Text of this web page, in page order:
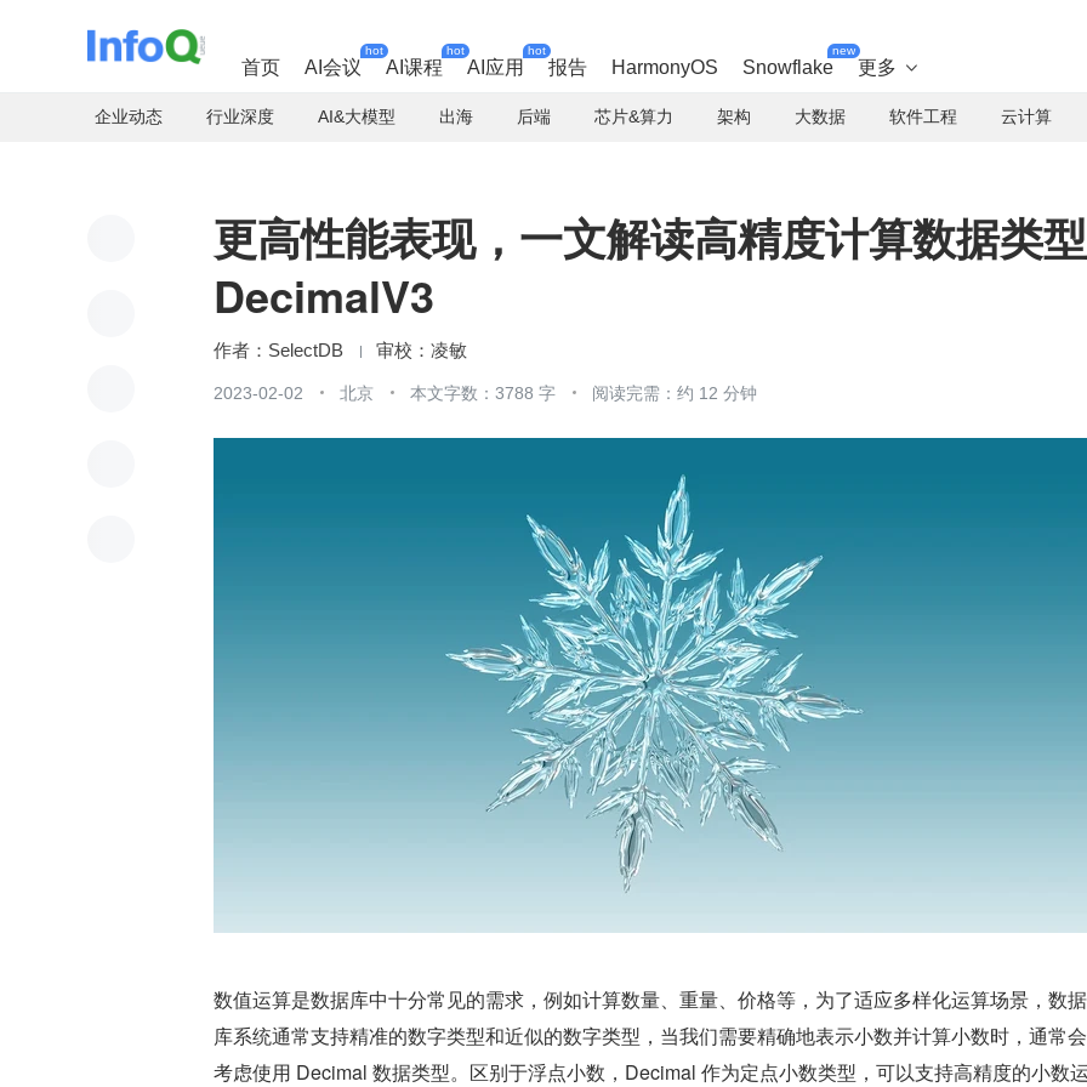
首页 AI会议
hot
AI课程
hot
AI应用
hot
报告 HarmonyOS Snowflake
new
更多 
企业动态 行业深度 AI&大模型 出海 后端 芯片&算力 架构 大数据 软件工程 云计算
更高性能表现，一文解读高精度计算数据类型
DecimalV3
SelectDB 凌敏
2023-02-02 北京 本文字数：3788 字 阅读完需：约 12 分钟
数值运算是数据库中十分常见的需求，例如计算数量、重量、价格等，为了适应多样化运算场景，数据
库系统通常支持精准的数字类型和近似的数字类型，当我们需要精确地表示小数并计算小数时，通常会
考虑使用 Decimal 数据类型。区别于浮点小数，Decimal 作为定点小数类型，可以支持高精度的小数